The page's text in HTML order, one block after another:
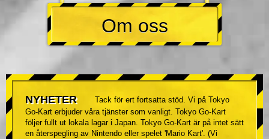
Om oss
NYHETER
Tack för ert fortsatta stöd. Vi på Tokyo
Go-Kart erbjuder våra tjänster som vanligt. Tokyo Go-Kart
följer fullt ut lokala lagar i Japan. Tokyo Go-Kart är på intet sätt
en återspegling av Nintendo eller spelet 'Mario Kart'. (Vi